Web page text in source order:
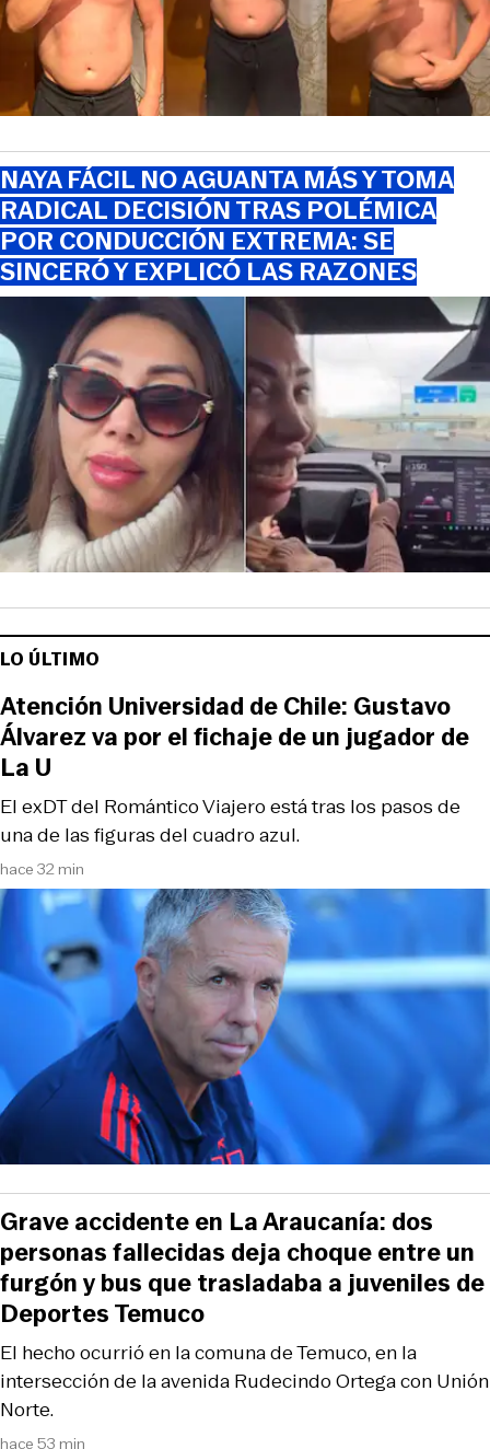
NAYA FÁCIL NO AGUANTA MÁS Y TOMA
RADICAL DECISIÓN TRAS POLÉMICA
POR CONDUCCIÓN EXTREMA: SE
SINCERÓ Y EXPLICÓ LAS RAZONES
LO ÚLTIMO
hace 32 min
El exDT del Romántico Viajero está tras los pasos de
una de las figuras del cuadro azul.
Atención Universidad de Chile: Gustavo
Álvarez va por el fichaje de un jugador de
La U
hace 53 min
El hecho ocurrió en la comuna de Temuco, en la
intersección de la avenida Rudecindo Ortega con Unión
Norte.
Grave accidente en La Araucanía: dos
personas fallecidas deja choque entre un
furgón y bus que trasladaba a juveniles de
Deportes Temuco